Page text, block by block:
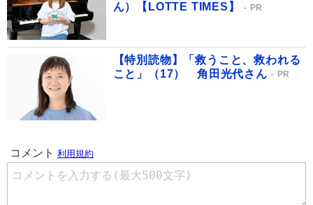
ん）【LOTTE TIMES】
PR
【特別読物】「救うこと、救われる
こと」（17） 角田光代さん
PR